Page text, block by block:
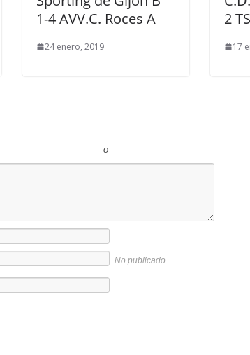
1-4 AVV.C. Roces A
24 enero, 2019
2
17
o
No publicado